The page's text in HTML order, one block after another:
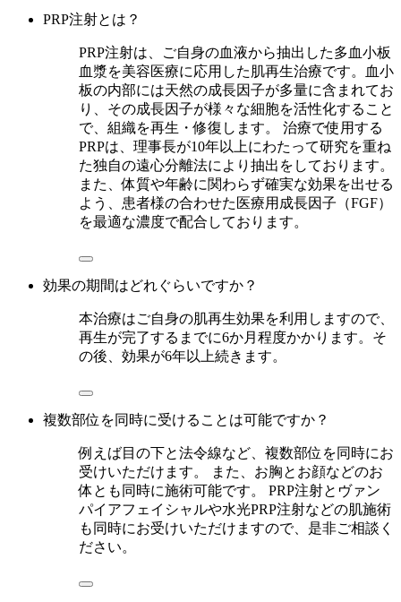
PRP注射とは？
PRP注射は、ご自身の血液から抽出した多血小板
血漿を美容医療に応用した肌再生治療です。血小
板の内部には天然の成長因子が多量に含まれてお
り、その成長因子が様々な細胞を活性化すること
で、組織を再生・修復します。 治療で使用する
PRPは、理事長が10年以上にわたって研究を重ね
た独自の遠心分離法により抽出をしております。
また、体質や年齢に関わらず確実な効果を出せる
よう、患者様の合わせた医療用成長因子（FGF）
を最適な濃度で配合しております。
効果の期間はどれぐらいですか？
本治療はご自身の肌再生効果を利用しますので、
再生が完了するまでに6か月程度かかります。そ
の後、効果が6年以上続きます。
複数部位を同時に受けることは可能ですか？
例えば目の下と法令線など、複数部位を同時にお
受けいただけます。 また、お胸とお顔などのお
体とも同時に施術可能です。 PRP注射とヴァン
パイアフェイシャルや水光PRP注射などの肌施術
も同時にお受けいただけますので、是非ご相談く
ださい。